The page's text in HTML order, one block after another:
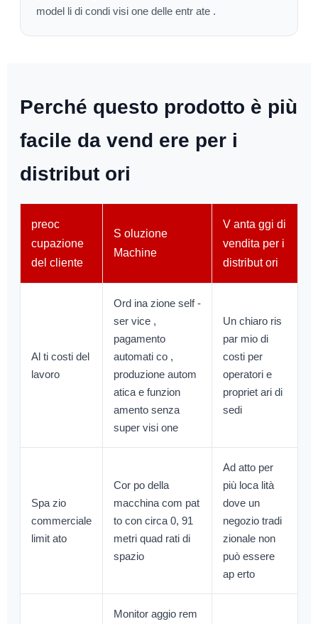
model li di condi visi one delle entr ate .
Perché questo prodotto è più
facile da vend ere per i
distribut ori
preoc
cupazione
del cliente
S oluzione
Machine
V anta ggi di
vendita per i
distribut ori
Al ti costi del
lavoro
Ord ina zione self -
ser vice ,
pagamento
automati co ,
produzione autom
atica e funzion
amento senza
super visi one
Un chiaro ris
par mio di
costi per
operatori e
propriet ari di
sedi
Spa zio
commerciale
limit ato
Cor po della
macchina com pat
to con circa 0, 91
metri quad rati di
spazio
Ad atto per
più loca lità
dove un
negozio tradi
zionale non
può essere
ap erto
Monitor aggio rem